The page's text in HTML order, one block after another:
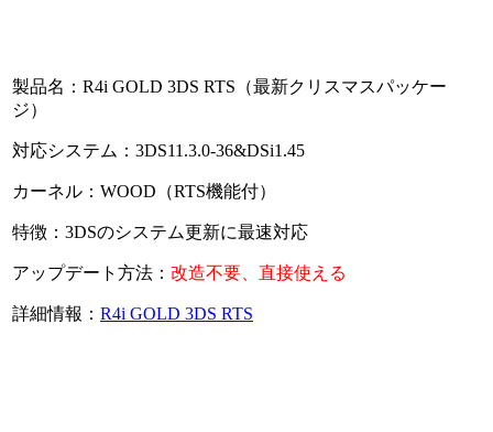
製品名：R4i GOLD 3DS RTS（最新クリスマスパッケー
ジ）
対応システム：3DS11.3.0-36&DSi1.45
カーネル：WOOD（RTS機能付）
特徴：3DSのシステム更新に最速対応
アップデート方法： 改造不要、直接使える
詳細情報： R4i GOLD 3DS RTS